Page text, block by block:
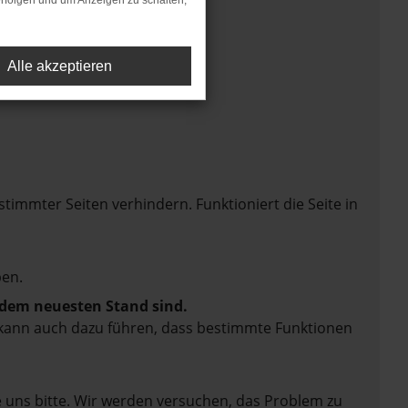
Seiten verhindern. Funktioniert die Seite in
neuesten Stand sind.
auch dazu führen, dass bestimmte Funktionen
bitte. Wir werden versuchen, das Problem zu
Alle akzeptieren